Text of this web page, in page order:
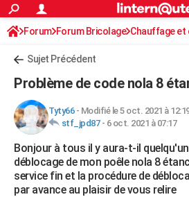
ACTUALITÉS
Politique
Société
Faits Divers
Education
Monde
Villes
+
FINANCE
Retraite
Impôts
Epargne
Immobilier
Risques naturels par ville
Banque
Assurance
Crédit
AUTO
Essais
Réserver un essai
Citadines
Berlines
SUV
Forum auto
+HIGH-TECH
Mobiles
Meilleur smartphone
Internet
Ordinateurs
Jeux vidéo
Guide high-tech
+BRICOLAGE
S'inscrire
Connexion
Forum Forum Bricolage Chauffage
Chauffage bois/pellet/granulés
Sujet Précédent
Problème de code nola 8
Tyty66- Modifié le 5 oct. 2021 à
stf_jpd87- 6 oct. 2021 à 07:17
Bonjour à tous il y aura-t-il
déblocage de mon poêle nola 8
service fin et la procédure de
par avance au plaisir de vous relire